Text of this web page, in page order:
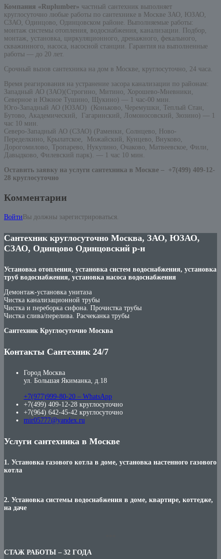
Компания «Ruplumber» частный сантехник выполняет
круглосуточно любые работы по сантехнике в Москве ЗАО, ЮЗАО,
СЗАО, Одинцово, Одинцовском районе. Выполняемые работы:
монтаж системы отопления, водоснабжения, канализации. Подбор,
монтаж, установка, циркуляционного, дренажного, фекального,
скважинного, насоса, насосной станции. Гарантия на выполненные
работы — до 20 лет.
Срочный вызов сантехника на дом в Москве, круглосуточно, 24 часа.
Время реагирования на устранение засора канализации по районам:
Западный АО (ЗАО)(Строгино, Митино, Хорошево-Мневники,
Северное и Южное Тушино, Щукино) — 1 час-00 мин.
Юго-Западный АО (ЮЗАО) (Коньково, Черемушки, Теплый Стан,
Бутово, Академический, Гагаринский, Ломоносовский, Зюзино) — 1
час 10 мин.
Северо-Западный АО (СЗАО) (Раменки, Солнцево, Ново-
Переделкино, Крылатское, Можайский, Кунцево, Внуково,
Дорогомилово, Тропарево, Нукулино, Очаково, Матвеевское, Фили,
Давыдково, Филевский парк). — 1 час 10 мин.
Оставить заявку на услуги сантехника в Москве – +7(499) 409-12-
28 круглосуточно
Комментарии
Войти Вы должны зарегистрироваться.
Сантехник круглосуточно Москва, ЗАО, ЮЗАО,
СЗАО, Одинцово Одинцовский р-н
Установка отопления, установка систем водоснабжения, установка
труб водоснабжения, установка насоса водоснабжения
Демонтаж-установка унитаза
Чистка канализационной трубы
Чистка и переборка сифона. Прочистка трубы
Чистка слива/перелива. Расчеканка трубы
Сантехник Круглосуточно Москва
Контакты Сантехник 24/7
Город Москва
ул. Большая Якиманка, д.18
+7(977)999-80-20 – WhatsApp
+7(499) 409-12-28 круглосуточно
+7(964) 642-45-42 круглосуточно
mir05777@yandex.ru
Услуги сантехника в Москве
1. Установка газового котла в доме, установка настенного газового
котла
2. Установка системы водоснабжения в доме, квартире, коттедже,
на даче
СТАЖ РАБОТЫ – 32 ГОДА